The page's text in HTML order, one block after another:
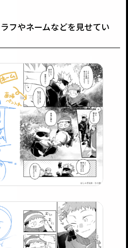
フやネームなどを見せてい